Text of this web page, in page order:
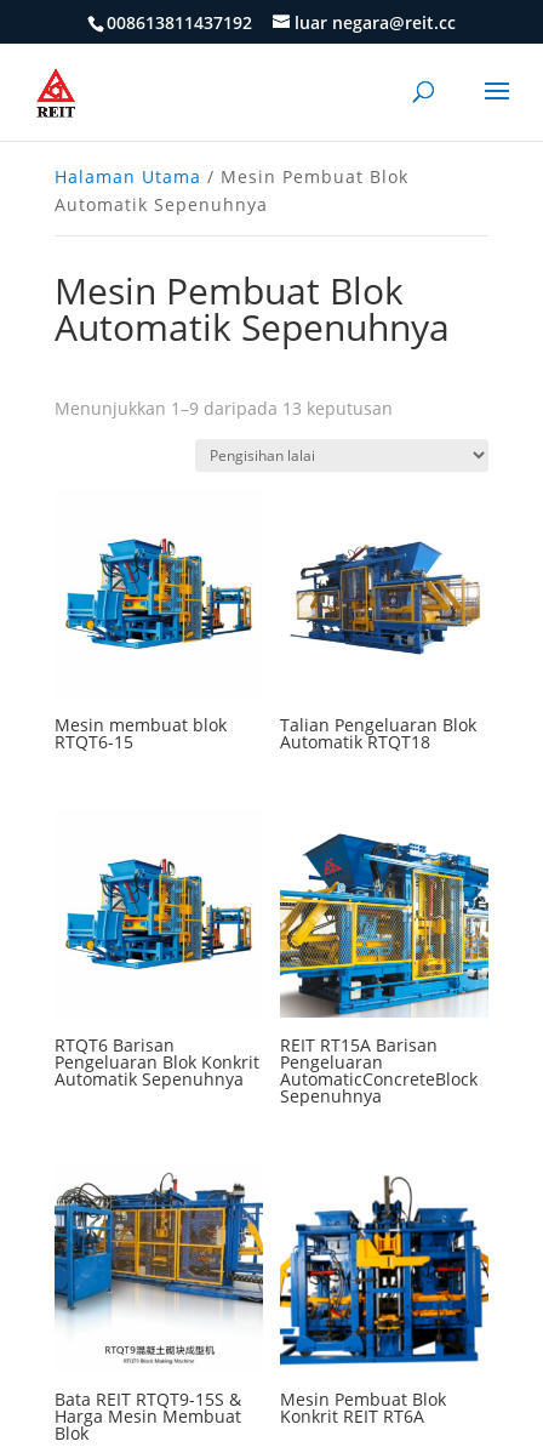
008613811437192 luar negara@reit.cc
Halaman Utama / Mesin Pembuat Blok
Automatik Sepenuhnya
Mesin Pembuat Blok
Automatik Sepenuhnya
Menunjukkan 1–9 daripada 13 keputusan
Mesin membuat blok
RTQT6-15
Talian Pengeluaran Blok
Automatik RTQT18
RTQT6 Barisan
Pengeluaran Blok Konkrit
Automatik Sepenuhnya
REIT RT15A Barisan
Pengeluaran
AutomaticConcreteBlock
Sepenuhnya
Bata REIT RTQT9-15S &
Harga Mesin Membuat
Blok
Mesin Pembuat Blok
Konkrit REIT RT6A